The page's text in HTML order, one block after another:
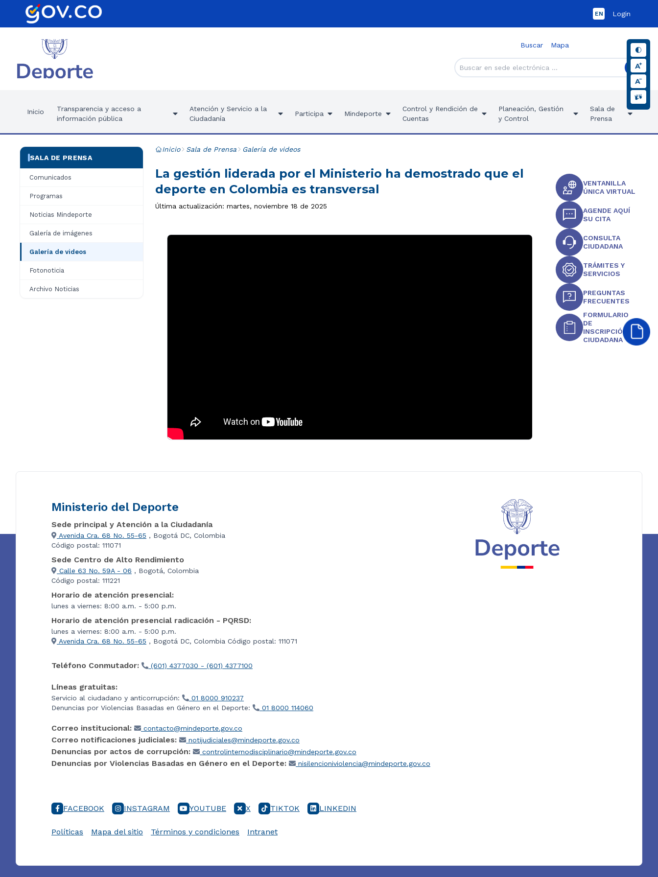
EN Login
Buscar Mapa
Inicio
Transparencia y acceso a
información pública
Atención y Servicio a la
Ciudadanía
Participa Mindeporte
Control y Rendición de
Cuentas
Planeación, Gestión
y Control
Sala de
Prensa
SALA DE PRENSA
Comunicados
Programas
Noticias Mindeporte
Galería de imágenes
Galería de videos
Fotonoticia
Archivo Noticias
Inicio Sala de Prensa Galería de videos
La gestión liderada por el Ministerio ha demostrado que el
deporte en Colombia es transversal
Última actualización: martes, noviembre 18 de 2025
VENTANILLA
ÚNICA VIRTUAL
AGENDE AQUÍ
SU CITA
CONSULTA
CIUDADANA
TRÁMITES Y
SERVICIOS
PREGUNTAS
FRECUENTES
FORMULARIO
DE
INSCRIPCIÓN
CIUDADANA
Ministerio del Deporte
Sede principal y Atención a la Ciudadanía
Avenida Cra. 68 No. 55-65 , Bogotá DC, Colombia
Código postal: 111071
Sede Centro de Alto Rendimiento
Calle 63 No. 59A - 06 , Bogotá, Colombia
Código postal: 111221
Horario de atención presencial:
lunes a viernes: 8:00 a.m. - 5:00 p.m.
Horario de atención presencial radicación - PQRSD:
lunes a viernes: 8:00 a.m. - 5:00 p.m.
Avenida Cra. 68 No. 55-65 , Bogotá DC, Colombia Código postal: 111071
Teléfono Conmutador: (601) 4377030 - (601) 4377100
Líneas gratuitas:
Servicio al ciudadano y anticorrupción:
01 8000 910237
Denuncias por Violencias Basadas en Género en el Deporte:
01 8000 114060
Correo institucional: contacto@mindeporte.gov.co
Correo notificaciones judiciales: notijudiciales@mindeporte.gov.co
Denuncias por actos de corrupción: controlinternodisciplinario@mindeporte.gov.co
Denuncias por Violencias Basadas en Género en el Deporte: nisilencioniviolencia@mindeporte.gov.co
FACEBOOK INSTAGRAM YOUTUBE X TIKTOK LINKEDIN
Políticas Mapa del sitio Términos y condiciones Intranet